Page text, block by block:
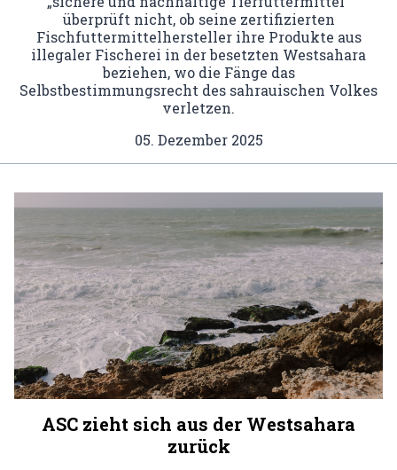
überprüft nicht, ob seine zertifizierten
Fischfuttermittelhersteller ihre Produkte aus
illegaler Fischerei in der besetzten Westsahara
beziehen, wo die Fänge das
Selbstbestimmungsrecht des sahrauischen Volkes
verletzen.
05. Dezember 2025
ASC zieht sich aus der Westsahara
zurück